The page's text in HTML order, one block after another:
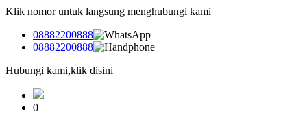
Klik nomor untuk langsung menghubungi kami
08882200888
08882200888
Hubungi kami,klik disini
0